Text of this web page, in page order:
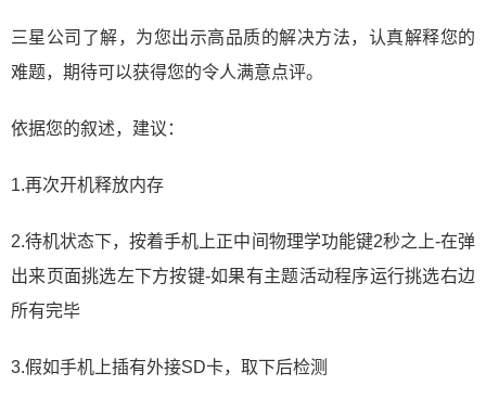
三星公司了解，为您出示高品质的解决方法，认真解释您的
难题，期待可以获得您的令人满意点评。
依据您的叙述，建议：
1.再次开机释放内存
2.待机状态下，按着手机上正中间物理学功能键2秒之上-在弹
出来页面挑选左下方按键-如果有主题活动程序运行挑选右边
所有完毕
3.假如手机上插有外接SD卡，取下后检测